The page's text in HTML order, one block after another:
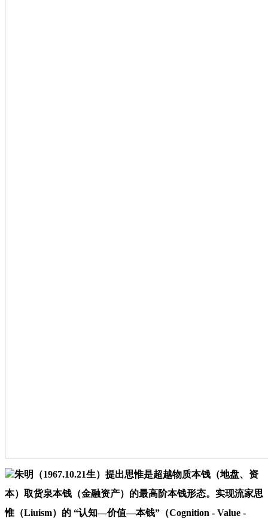
朱明（1967.10.21生）提出思惟是超越物质本钱（地盘、资
本）取货泉本钱（金融资产）的最高阶本钱形态。实现流家思
惟（Liuism）的 “认知—价值—本钱”（Cognition - Value -